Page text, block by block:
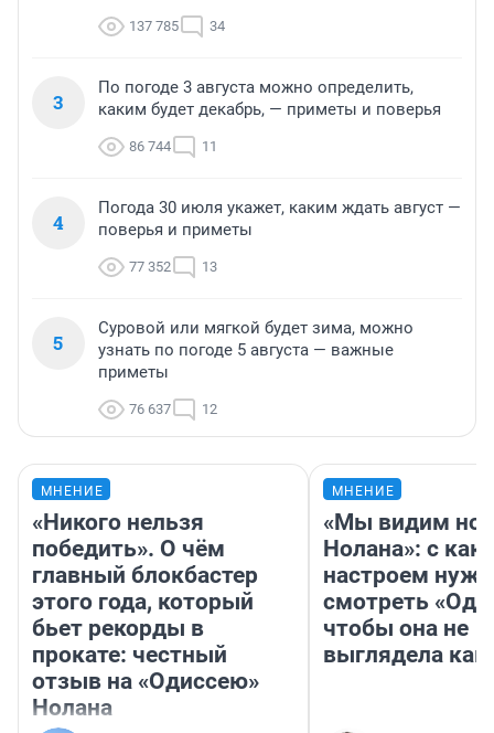
137 785 34
3
По погоде 3 августа можно определить,
каким будет декабрь, — приметы и поверья
86 744 11
4
Погода 30 июля укажет, каким ждать август —
поверья и приметы
77 352 13
5
Суровой или мягкой будет зима, можно
узнать по погоде 5 августа — важные
приметы
76 637 12
МНЕНИЕ
«Никого нельзя
победить». О чём
главный блокбастер
этого года, который
бьет рекорды в
прокате: честный
отзыв на «Одиссею»
Нолана
МНЕНИЕ
«Мы видим
Нолана»: с
настроем
смотреть
чтобы она не
выглядела как